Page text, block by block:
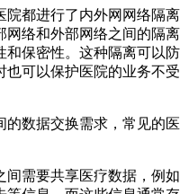
院都进行了内外网网络隔离
网络和外部网络之间的隔离
和保密性。这种隔离可以防
也可以保护医院的业务不受
的数据交换需求，常见的医
间需要共享医疗数据，例如